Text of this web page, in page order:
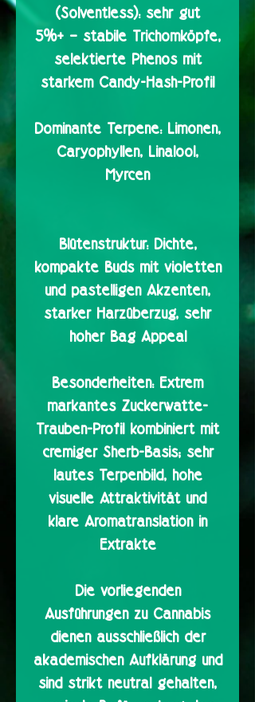
(Solventless):sehr gut
5%+ – stabile Trichomköpfe,
selektierte Phenos mit
starkem Candy-Hash-Profil
Dominante Terpene:Limonen,
Caryophyllen, Linalool,
Myrcen
Blütenstruktur:Dichte,
kompakte Buds mit violetten
und pastelligen Akzenten,
starker Harzüberzug, sehr
hoher Bag Appeal
Besonderheiten:Extrem
markantes Zuckerwatte-
Trauben-Profil kombiniert mit
cremiger Sherb-Basis; sehr
lautes Terpenbild, hohe
visuelle Attraktivität und
klare Aromatranslation in
Extrakte
Die vorliegenden
Ausführungen zu Cannabis
dienen ausschließlich der
akademischen Aufklärung und
sind strikt neutral gehalten,